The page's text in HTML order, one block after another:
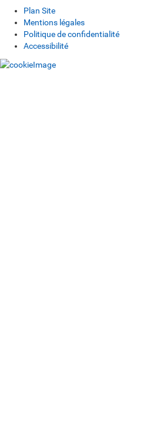
Plan Site
Mentions légales
Politique de confidentialité
Accessibilité